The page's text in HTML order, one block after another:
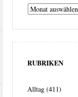
Archiv
RUBRIKEN
Alltag (411)